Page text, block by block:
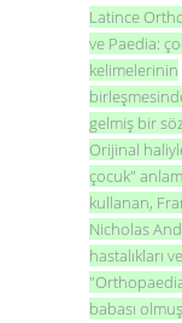
Latince
ve Paedia:
kelimelerinin
gelmiş bir
Orijinal
çocuk"
kullanan,
Nicholas
hastalıkları
"
babası